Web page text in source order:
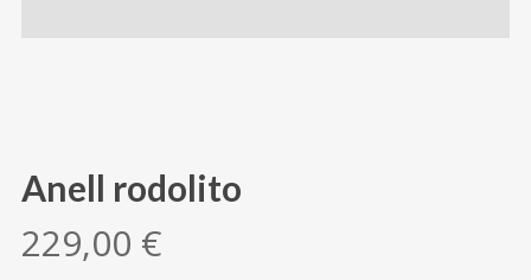
Anell rodolito
229,00 €